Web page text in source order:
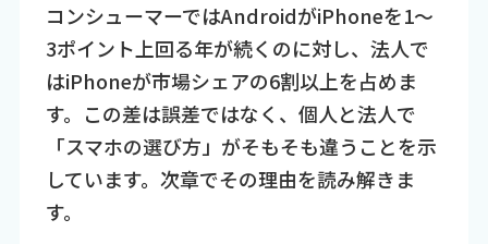
コンシューマーではAndroidがiPhoneを1〜
3ポイント上回る年が続くのに対し、法人で
はiPhoneが市場シェアの6割以上を占めま
す。この差は誤差ではなく、個人と法人で
「スマホの選び方」がそもそも違うことを示
しています。次章でその理由を読み解きま
す。